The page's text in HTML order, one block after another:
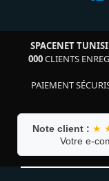
SPACENET
000CLIENTS
PAIEMENT
Note client : ★
Votre e-